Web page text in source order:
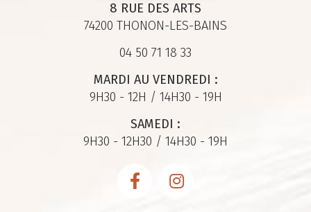
8 RUE DES ARTS
74200 THONON-LES-BAINS
04 50 71 18 33
MARDI AU VENDREDI :
9H30 - 12H / 14H30 - 19H
SAMEDI :
9H30 - 12H30 / 14H30 - 19H